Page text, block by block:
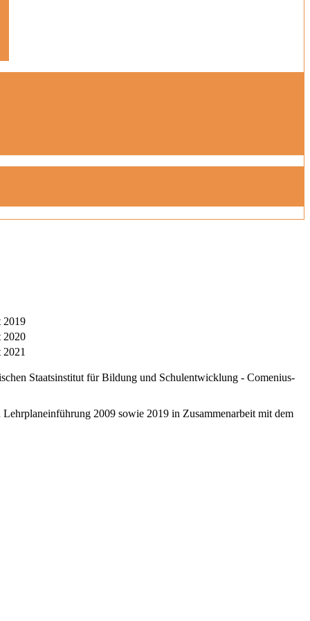
2019
2020
Staatsinstitut für Bildung und Schulentwicklung - Comenius-
2009 sowie 2019 in Zusammenarbeit mit dem